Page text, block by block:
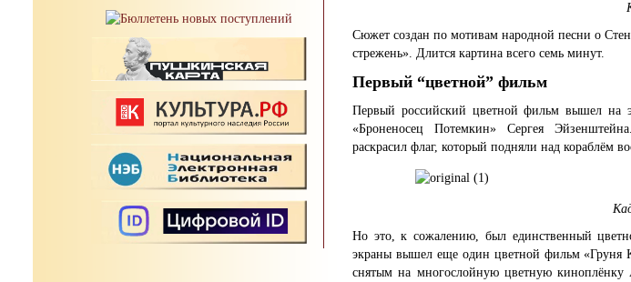
Сюжет создан по мотивам народной песни о
стрежень». Длится картина всего семь минут.
Первый “цветной” фильм
Первый российский цветной фильм вышел на
«Броненосец Потемкин» Сергея
раскрасил флаг, который подняли над кораблём
Но это, к сожалению, был единственный
экраны вышел еще один цветной фильм «Груня
снятым на многослойную цветную